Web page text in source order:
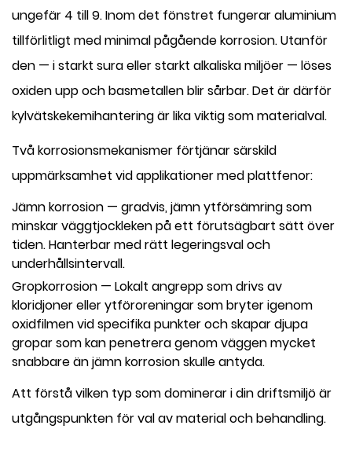
ungefär 4 till 9. Inom det fönstret fungerar aluminium
tillförlitligt med minimal pågående korrosion. Utanför
den — i starkt sura eller starkt alkaliska miljöer — löses
oxiden upp och basmetallen blir sårbar. Det är därför
kylvätskekemihantering är lika viktig som materialval.
Två korrosionsmekanismer förtjänar särskild
uppmärksamhet vid applikationer med plattfenor:
Jämn korrosion — gradvis, jämn ytförsämring som
minskar väggtjockleken på ett förutsägbart sätt över
tiden. Hanterbar med rätt legeringsval och
underhållsintervall.
Gropkorrosion — Lokalt angrepp som drivs av
kloridjoner eller ytföroreningar som bryter igenom
oxidfilmen vid specifika punkter och skapar djupa
gropar som kan penetrera genom väggen mycket
snabbare än jämn korrosion skulle antyda.
Att förstå vilken typ som dominerar i din driftsmiljö är
utgångspunkten för val av material och behandling.